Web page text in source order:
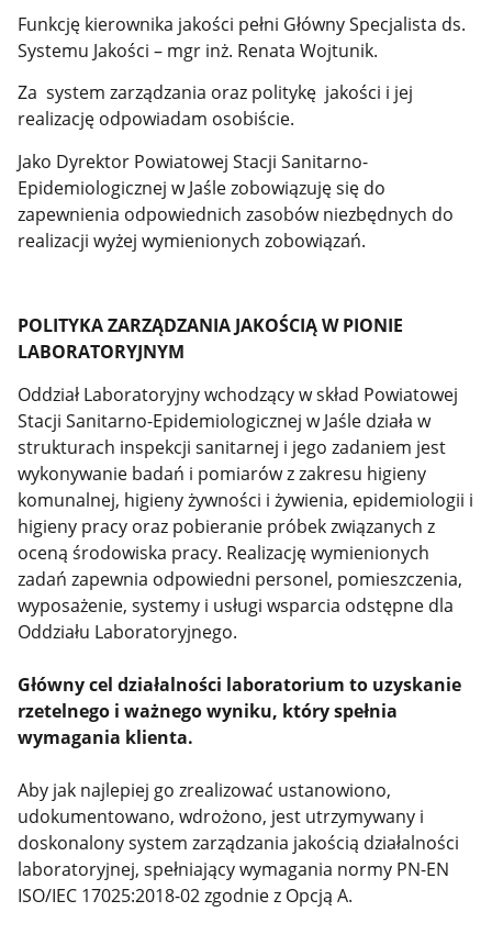
Funkcję kierownika jakości pełni Główny Specjalista ds.
Systemu Jakości – mgr inż. Renata Wojtunik.
Za system zarządzania oraz politykę jakości i jej
realizację odpowiadam osobiście.
Jako Dyrektor Powiatowej Stacji Sanitarno-
Epidemiologicznej w Jaśle zobowiązuję się do
zapewnienia odpowiednich zasobów niezbędnych do
realizacji wyżej wymienionych zobowiązań.
POLITYKA ZARZĄDZANIA JAKOŚCIĄ W PIONIE
LABORATORYJNYM
Oddział Laboratoryjny wchodzący w skład Powiatowej
Stacji Sanitarno-Epidemiologicznej w Jaśle działa w
strukturach inspekcji sanitarnej i jego zadaniem jest
wykonywanie badań i pomiarów z zakresu higieny
komunalnej, higieny żywności i żywienia, epidemiologii i
higieny pracy oraz pobieranie próbek związanych z
oceną środowiska pracy. Realizację wymienionych
zadań zapewnia odpowiedni personel, pomieszczenia,
wyposażenie, systemy i usługi wsparcia odstępne dla
Oddziału Laboratoryjnego.
Główny cel działalności laboratorium to uzyskanie
rzetelnego i ważnego wyniku, który spełnia
wymagania klienta.
Aby jak najlepiej go zrealizować ustanowiono,
udokumentowano, wdrożono, jest utrzymywany i
doskonalony system zarządzania jakością działalności
laboratoryjnej, spełniający wymagania normy PN-EN
ISO/IEC 17025:2018-02 zgodnie z Opcją A.